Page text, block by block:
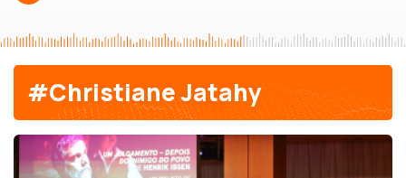
#Christiane Jatahy